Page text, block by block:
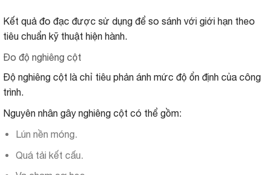
Kết quả đo đạc được sử dụng để so sánh với giới hạn theo
tiêu chuẩn kỹ thuật hiện hành.
Đo độ nghiêng cột
Độ nghiêng cột là chỉ tiêu phản ánh mức độ ổn định của công
trình.
Nguyên nhân gây nghiêng cột có thể gồm:
Lún nền móng.
Quá tải kết cấu.